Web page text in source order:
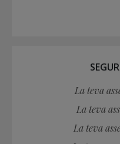
La teva
La teva
La teva